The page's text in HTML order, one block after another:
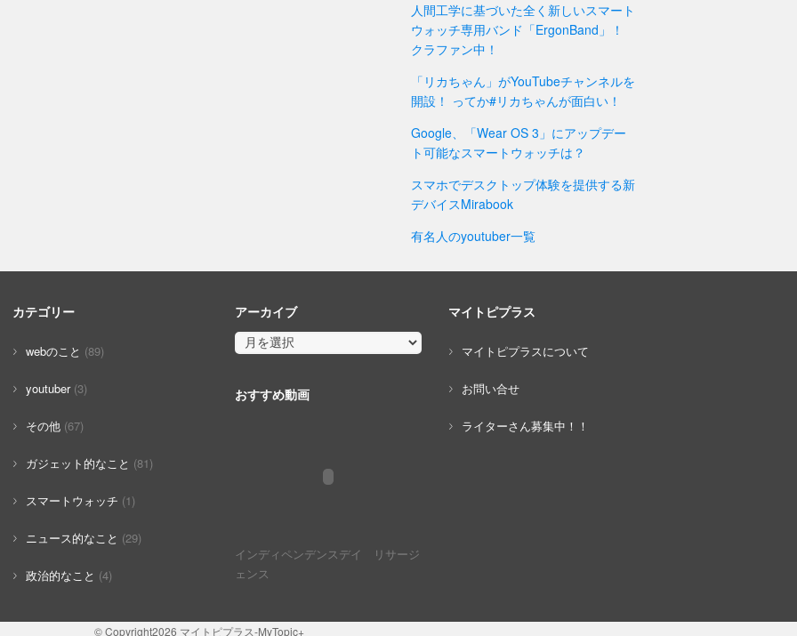
人間工学に基づいた全く新しいスマート
ウォッチ専用バンド「ErgonBand」！
クラファン中！
「リカちゃん」がYouTubeチャンネルを
開設！ ってか#リカちゃんが面白い！
Google、「Wear OS 3」にアップデー
ト可能なスマートウォッチは？
スマホでデスクトップ体験を提供する新
デバイスMirabook
有名人のyoutuber一覧
カテゴリー
webのこと (89)
youtuber(3)
その他 (67)
ガジェット的なこと (81)
スマートウォッチ (1)
ニュース的なこと (29)
政治的なこと (4)
アーカイブ
おすすめ動画
インディペンデンスデイ リサージ
ェンス
マイトピプラス
マイトピプラスについて
お問い合せ
ライターさん募集中！！
© Copyright2026 マイトピプラス-MyTopic+